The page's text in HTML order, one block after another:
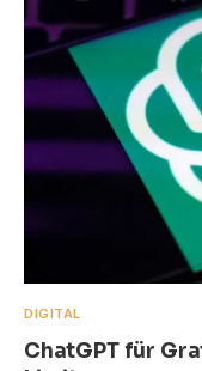
DIGITAL
ChatGPT für